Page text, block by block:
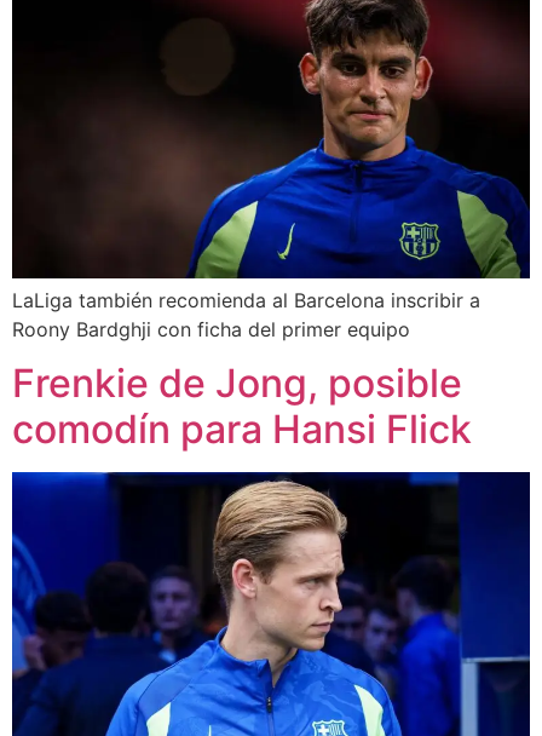
LaLiga también recomienda al Barcelona inscribir a
Roony Bardghji con ficha del primer equipo
Frenkie de Jong, posible
comodín para Hansi Flick